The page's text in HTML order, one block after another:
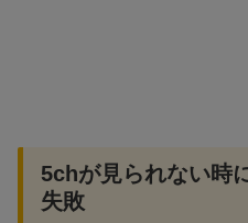
5chが見られない時
失敗